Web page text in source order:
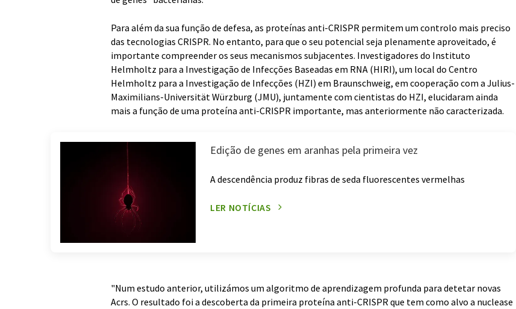
Para além da sua função de defesa, as proteínas anti-CRISPR permitem um controlo mais preciso
das tecnologias CRISPR. No entanto, para que o seu potencial seja plenamente aproveitado, é
importante compreender os seus mecanismos subjacentes. Investigadores do Instituto
Helmholtz para a Investigação de Infecções Baseadas em RNA (HIRI), um local do Centro
Helmholtz para a Investigação de Infecções (HZI) em Braunschweig, em cooperação com a Julius-
Maximilians-Universität Würzburg (JMU), juntamente com cientistas do HZI, elucidaram ainda
mais a função de uma proteína anti-CRISPR importante, mas anteriormente não caracterizada.
Edição de genes em aranhas pela primeira vez
A descendência produz fibras de seda fluorescentes vermelhas
LER NOTÍCIAS
"Num estudo anterior, utilizámos um algoritmo de aprendizagem profunda para detetar novas
Acrs. O resultado foi a descoberta da primeira proteína anti-CRISPR que tem como alvo a nuclease